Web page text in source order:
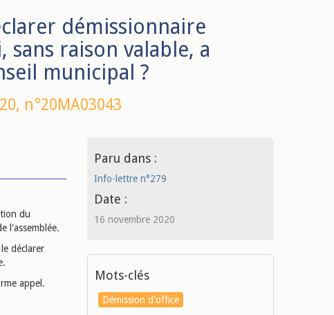
démissionnaire
raison valable, a
municipal ?
, n°20MA03043
du
l'assemblée.
déclarer
appel.
Paru dans :
Info-lettre n°279
Date :
16 novembre 2020
Mots-clés
Démission d'office